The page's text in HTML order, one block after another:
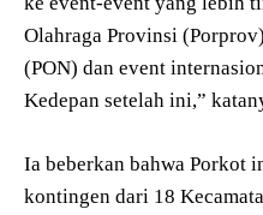
Olahraga Provinsi
(PON) dan event
Kedepan setelah ini,”
Ia beberkan bahwa Porkot
kontingen dari 18